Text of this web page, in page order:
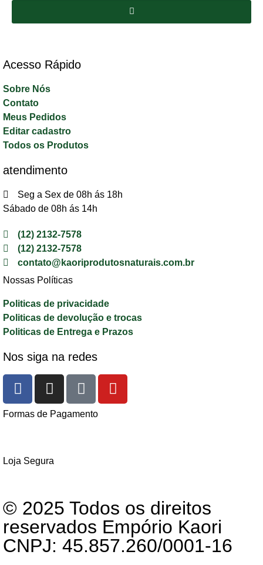
Acesso Rápido​
Sobre Nós
Contato
Meus Pedidos
Editar cadastro
Todos os Produtos
atendimento
Seg a Sex de 08h ás 18h
Sábado de 08h ás 14h
(12) 2132-7578
(12) 2132-7578
contato@kaoriprodutosnaturais.com.br
Nossas Políticas
Politicas de privacidade
Politicas de devolução e trocas
Politicas de Entrega e Prazos
Nos siga na redes
Formas de Pagamento
Loja Segura
© 2025 Todos os direitos
reservados Empório Kaori
CNPJ: 45.857.260/0001-16